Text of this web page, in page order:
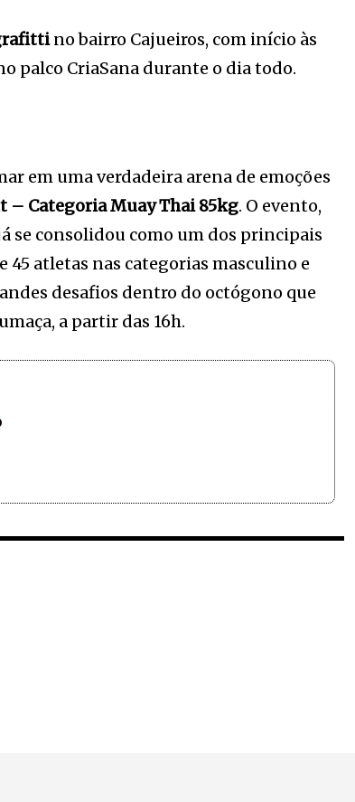
no bairro Cajueiros, com início às
palco CriaSana durante o dia todo.
em uma verdadeira arena de emoções
– Categoria Muay Thai 85kg. O evento,
se consolidou como um dos principais
45 atletas nas categorias masculino e
desafios dentro do octógono que
a partir das 16h.